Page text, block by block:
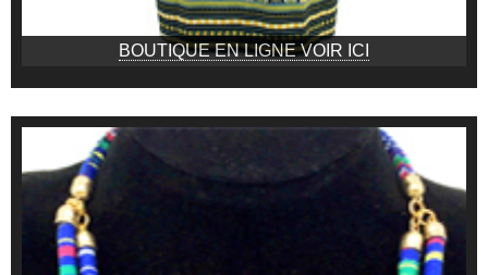
BOUTIQUE EN LIGNE VOIR ICI